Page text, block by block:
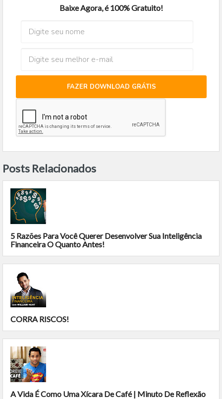
Baixe Agora, é 100% Gratuito!
FAZER DOWNLOAD GRÁTIS
Posts Relacionados
5 Razões Para Você Querer Desenvolver Sua Inteligência
Financeira O Quanto Antes!
CORRA RISCOS!
A Vida É Como Uma Xícara De Café | Minuto De Reflexão